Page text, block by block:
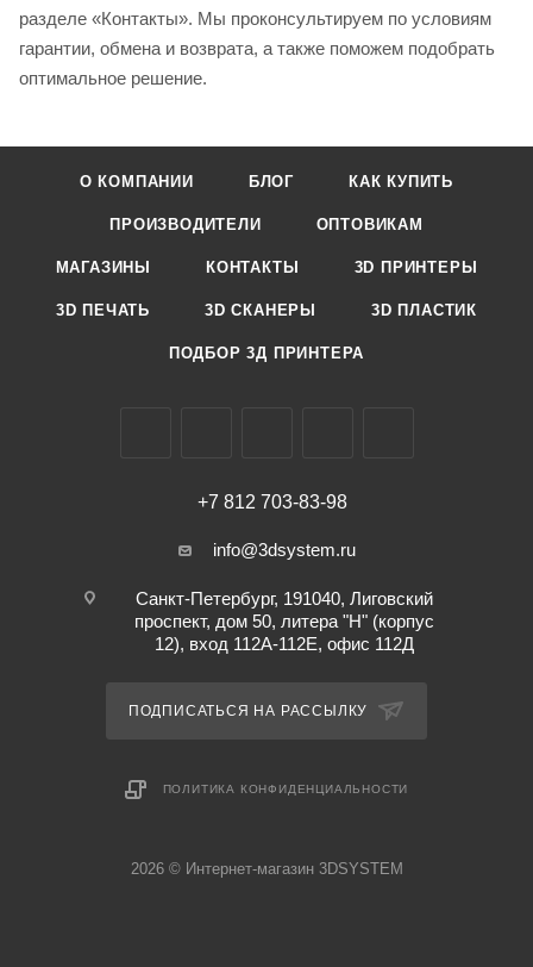
разделе «Контакты». Мы проконсультируем по условиям
гарантии, обмена и возврата, а также поможем подобрать
оптимальное решение.
О КОМПАНИИ БЛОГ КАК КУПИТЬ
ПРОИЗВОДИТЕЛИ ОПТОВИКАМ
МАГАЗИНЫ КОНТАКТЫ 3D ПРИНТЕРЫ
3D ПЕЧАТЬ 3D СКАНЕРЫ 3D ПЛАСТИК
ПОДБОР 3Д ПРИНТЕРА
+7 812 703-83-98
info@3dsystem.ru
Санкт-Петербург, 191040, Лиговский
проспект, дом 50, литера "Н" (корпус
12), вход 112А-112Е, офис 112Д
ПОДПИСАТЬСЯ НА РАССЫЛКУ
ПОЛИТИКА КОНФИДЕНЦИАЛЬНОСТИ
2026 © Интернет-магазин 3DSYSTEM